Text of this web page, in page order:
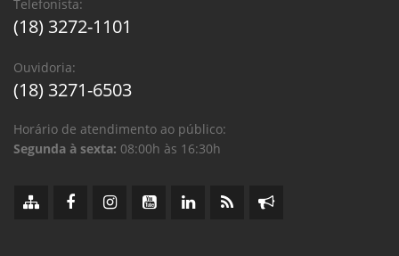
Telefonista:
(18) 3272-1101
Ouvidoria:
(18) 3271-6503
Horário de atendimento ao público:
Segunda à sexta: 08:00h às 16:30h